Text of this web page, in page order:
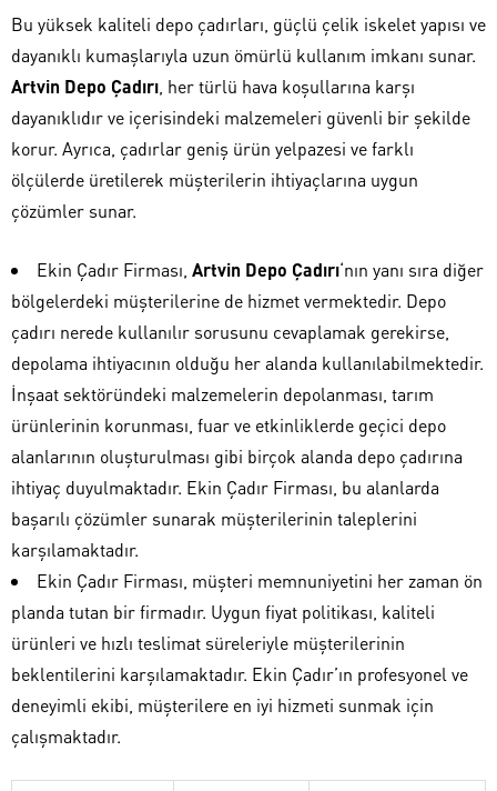
Bu yüksek kaliteli depo çadırları, güçlü çelik iskelet yapısı ve
dayanıklı kumaşlarıyla uzun ömürlü kullanım imkanı sunar.
Artvin Depo Çadırı , her türlü hava koşullarına karşı
dayanıklıdır ve içerisindeki malzemeleri güvenli bir şekilde
korur. Ayrıca, çadırlar geniş ürün yelpazesi ve farklı
ölçülerde üretilerek müşterilerin ihtiyaçlarına uygun
çözümler sunar.
Ekin Çadır Firması, Artvin Depo Çadırı‘nın yanı sıra diğer
bölgelerdeki müşterilerine de hizmet vermektedir. Depo
çadırı nerede kullanılır sorusunu cevaplamak gerekirse,
depolama ihtiyacının olduğu her alanda kullanılabilmektedir.
İnşaat sektöründeki malzemelerin depolanması, tarım
ürünlerinin korunması, fuar ve etkinliklerde geçici depo
alanlarının oluşturulması gibi birçok alanda depo çadırına
ihtiyaç duyulmaktadır. Ekin Çadır Firması, bu alanlarda
başarılı çözümler sunarak müşterilerinin taleplerini
karşılamaktadır.
Ekin Çadır Firması, müşteri memnuniyetini her zaman ön
planda tutan bir firmadır. Uygun fiyat politikası, kaliteli
ürünleri ve hızlı teslimat süreleriyle müşterilerinin
beklentilerini karşılamaktadır. Ekin Çadır’ın profesyonel ve
deneyimli ekibi, müşterilere en iyi hizmeti sunmak için
çalışmaktadır.